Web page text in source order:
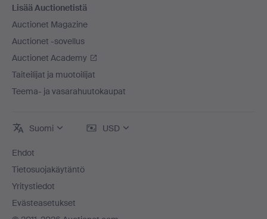
Lisää Auctionetistä
Auctionet Magazine
Auctionet -sovellus
Auctionet Academy
Taiteilijat ja muotoilijat
Teema- ja vasarahuutokaupat
Suomi USD
Ehdot
Tietosuojakäytäntö
Yritystiedot
Evästeasetukset